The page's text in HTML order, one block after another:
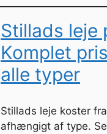
Stillads leje
Komplet
alle typer
Stillads leje koster
afhængigt af type.